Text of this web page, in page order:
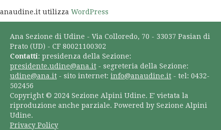
anaudine.it utilizza WordPress
Ana Sezione di Udine - Via Colloredo, 70 - 33037 Pasian di
Prato (UD) - CF 80021100302
Contatti: presidenza della Sezione:
presidente.udine@ana.it - segreteria della Sezione:
udine@ana.it - sito internet: info@anaudine.it - tel: 0432-
502456
Copyright © 2024 Sezione Alpini Udine. E' vietata la
riproduzione anche parziale. Powered by Sezione Alpini
Udine.
Privacy Policy